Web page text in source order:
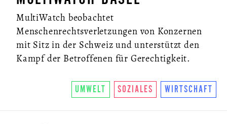
MultiWatch beobachtet
Menschenrechtsverletzungen von Konzernen
mit Sitz in der Schweiz und unterstützt den
Kampf der Betroffenen für Gerechtigkeit.
UMWELT SOZIALES WIRTSCHAFT